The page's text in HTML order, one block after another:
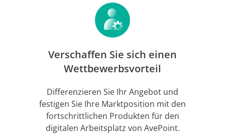
Verschaffen Sie sich einen
Wettbewerbsvorteil
Differenzieren Sie Ihr Angebot und
festigen Sie Ihre Marktposition mit den
fortschrittlichen Produkten für den
digitalen Arbeitsplatz von AvePoint.